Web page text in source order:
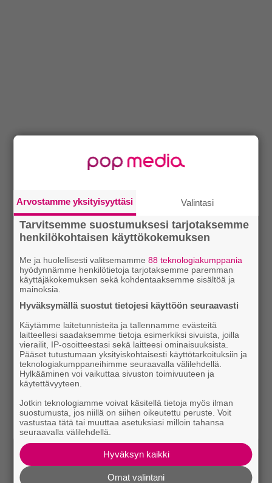
Arvostamme yksityisyyttäsi Valintasi
Tarvitsemme suostumuksesi tarjotaksemme
henkilökohtaisen käyttökokemuksen
Me ja huolellisesti valitsemamme88 teknologiakumppania
hyödynnämme henkilötietoja tarjotaksemme paremman
käyttäjäkokemuksen sekä kohdentaaksemme sisältöä ja
mainoksia.
Hyväksymällä suostut tietojesi käyttöön seuraavasti
Käytämme laitetunnisteita ja tallennamme evästeitä
laitteellesi saadaksemme tietoja esimerkiksi sivuista, joilla
vierailit, IP-osoitteestasi sekä laitteesi ominaisuuksista.
Pääset tutustumaan yksityiskohtaisesti käyttötarkoituksiin ja
teknologiakumppaneihimme seuraavalla välilehdellä.
Hylkääminen voi vaikuttaa sivuston toimivuuteen ja
käytettävyyteen.
Jotkin teknologiamme voivat käsitellä tietoja myös ilman
suostumusta, jos niillä on siihen oikeutettu peruste. Voit
vastustaa tätä tai muuttaa asetuksiasi milloin tahansa
seuraavalla välilehdellä.
Hyväksyn kaikki
Omat valintani